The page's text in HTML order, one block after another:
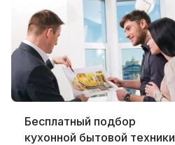
Бесплатный подбор
кухонной бытовой техники